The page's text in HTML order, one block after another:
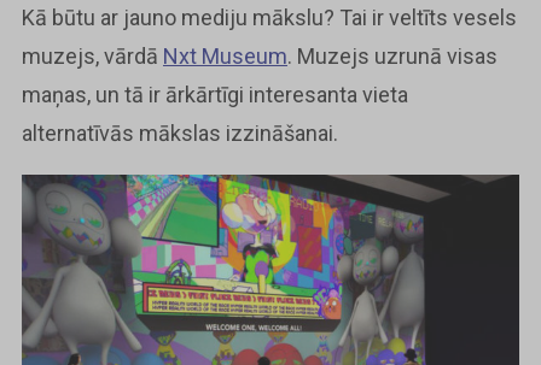
Kā būtu ar jauno mediju mākslu? Tai ir veltīts vesels
muzejs, vārdā Nxt Museum. Muzejs uzrunā visas
maņas, un tā ir ārkārtīgi interesanta vieta
alternatīvās mākslas izzināšanai.